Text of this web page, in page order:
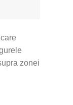
zonei